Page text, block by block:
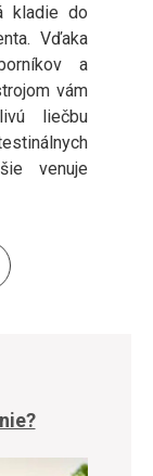
kladie do
Vďaka
a
vám
liečbu
venuje